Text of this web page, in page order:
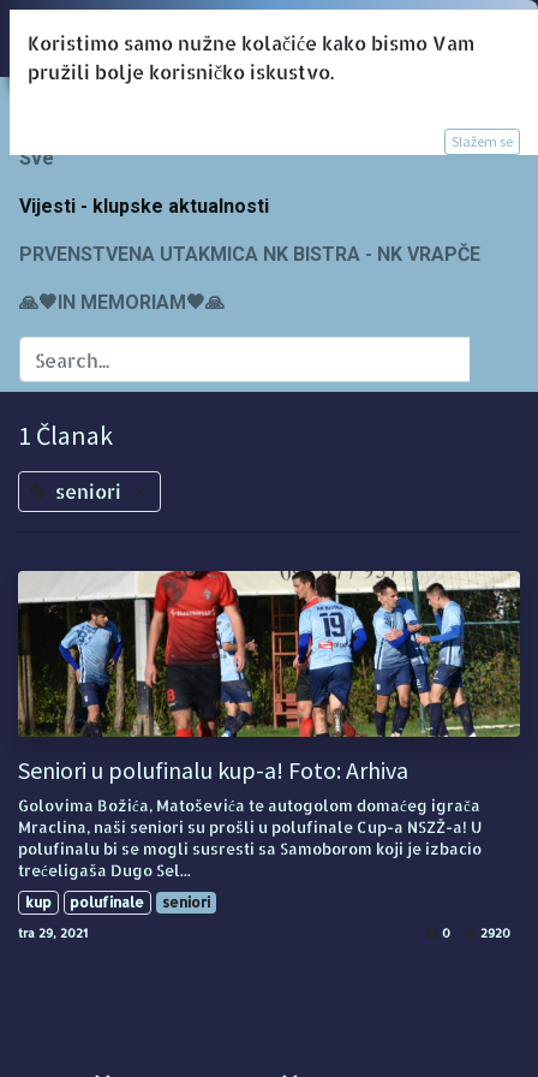
Sve
Vijesti - klupske aktualnosti
PRVENSTVENA UTAKMICA NK BISTRA - NK VRAPČE
🙏🖤IN MEMORIAM🖤🙏
1 Članak
seniori ×
Seniori u polufinalu kup-a! Foto: Arhiva
Golovima Božića, Matoševića te autogolom domaćeg igrača
Mraclina, naši seniori su prošli u polufinale Cup-a NSZŽ-a! U
polufinalu bi se mogli susresti sa Samoborom koji je izbacio
trećeligaša Dugo Sel...
kup polufinale seniori
tra 29, 2021 0 2920
Koristimo samo nužne kolačiće kako bismo Vam
pružili bolje korisničko iskustvo.
Slažem se